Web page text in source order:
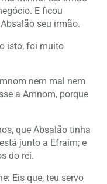
E ficou
seu irmão.
isto, foi muito
nem mal nem
a Amnom, porque
que Absalão tinha
junto a Efraim; e
do rei.
Eis que, teu servo